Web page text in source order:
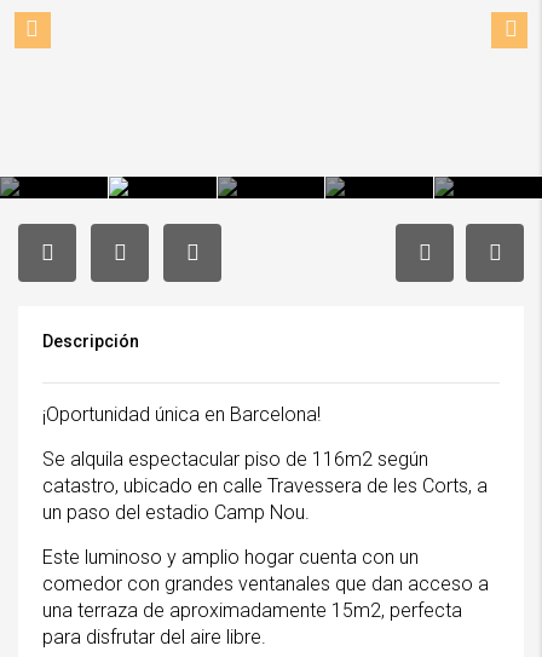
Descripción
¡Oportunidad única en Barcelona!
Se alquila espectacular piso de 116m2 según
catastro, ubicado en calle Travessera de les Corts, a
un paso del estadio Camp Nou.
Este luminoso y amplio hogar cuenta con un
comedor con grandes ventanales que dan acceso a
una terraza de aproximadamente 15m2, perfecta
para disfrutar del aire libre.